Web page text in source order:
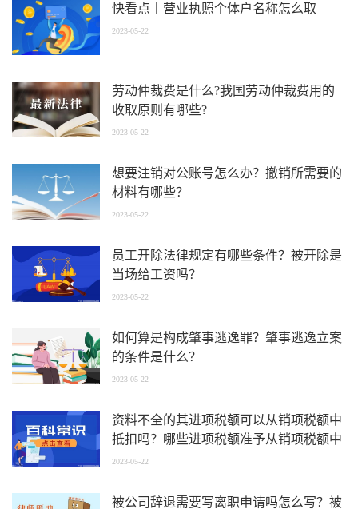
快看点丨营业执照个体户名称怎么取
2023-05-22
劳动仲裁费是什么?我国劳动仲裁费用的
收取原则有哪些?
2023-05-22
想要注销对公账号怎么办？撤销所需要的
材料有哪些？
2023-05-22
员工开除法律规定有哪些条件？被开除是
当场给工资吗？
2023-05-22
如何算是构成肇事逃逸罪？肇事逃逸立案
的条件是什么？
2023-05-22
资料不全的其进项税额可以从销项税额中
抵扣吗？哪些进项税额准予从销项税额中
抵扣？
2023-05-22
被公司辞退需要写离职申请吗怎么写？被